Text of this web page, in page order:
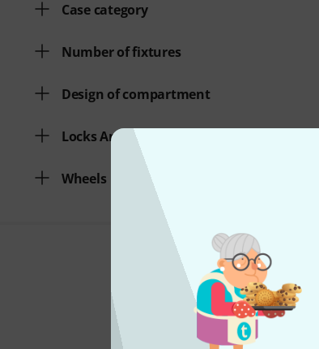
Case category
Number of fixtures
Design of compartment
Locks And Catches
Wheels